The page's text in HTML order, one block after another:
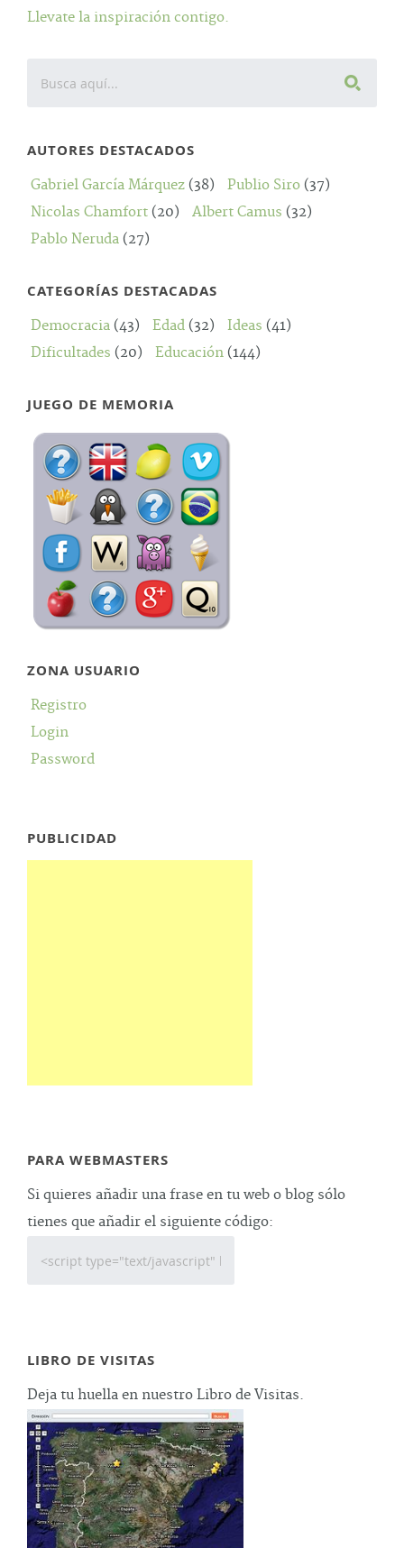
Llevate la inspiración contigo.
AUTORES DESTACADOS
Gabriel García Márquez (38) Publio Siro (37)
Nicolas Chamfort (20) Albert Camus (32)
Pablo Neruda (27)
CATEGORÍAS DESTACADAS
Democracia (43) Edad (32) Ideas (41)
Dificultades (20) Educación (144)
JUEGO DE MEMORIA
ZONA USUARIO
Registro
Login
Password
PUBLICIDAD
PARA WEBMASTERS
Si quieres añadir una frase en tu web o blog sólo
tienes que añadir el siguiente código:
LIBRO DE VISITAS
Deja tu huella en nuestro Libro de Visitas.